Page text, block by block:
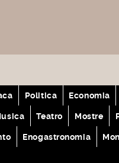
Politica Economia
Teatro Mostre
Enogastronomia